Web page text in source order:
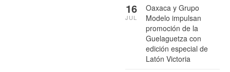
Oaxaca y Grupo
Modelo impulsan
promoción de la
Guelaguetza con
edición especial de
Latón Victoria
16
JUL